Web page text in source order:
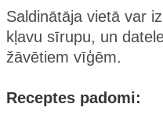
Saldinātāja vietā var
kļavu sīrupu, un
žāvētiem vīģēm.
Receptes padomi: